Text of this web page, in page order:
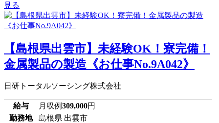
見る
【島根県出雲市】未経験OK！寮完備！
金属製品の製造《お仕事No.9A042》
日研トータルソーシング株式会社
給与 月収例309,000円
勤務地
島根県 出雲市